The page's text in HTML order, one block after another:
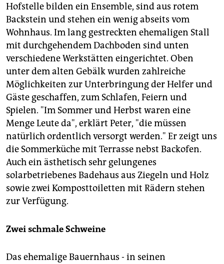
Hofstelle bilden ein Ensemble, sind aus rotem
Backstein und stehen ein wenig abseits vom
Wohnhaus. Im lang gestreckten ehemaligen Stall
mit durchgehendem Dachboden sind unten
verschiedene Werkstätten eingerichtet. Oben
unter dem alten Gebälk wurden zahlreiche
Möglichkeiten zur Unterbringung der Helfer und
Gäste geschaffen, zum Schlafen, Feiern und
Spielen. "Im Sommer und Herbst waren eine
Menge Leute da", erklärt Peter, "die müssen
natürlich ordentlich versorgt werden." Er zeigt uns
die Sommerküche mit Terrasse nebst Backofen.
Auch ein ästhetisch sehr gelungenes
solarbetriebenes Badehaus aus Ziegeln und Holz
sowie zwei Komposttoiletten mit Rädern stehen
zur Verfügung.
Zwei schmale Schweine
Das ehemalige Bauernhaus - in seinen